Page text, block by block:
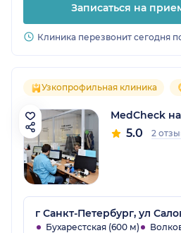
Записаться на
Клиника перезвонит сегодня
Узкопрофильная клиника
MedCheck
5.0 2
г Санкт-Петербург, ул
Бухарестская (600 м)